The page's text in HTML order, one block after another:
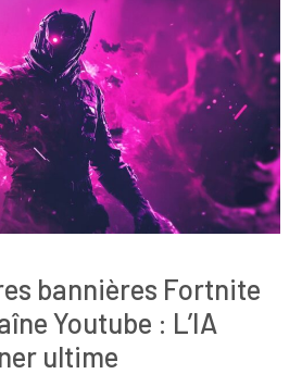
bannières Fortnite
Youtube : L’IA
ultime